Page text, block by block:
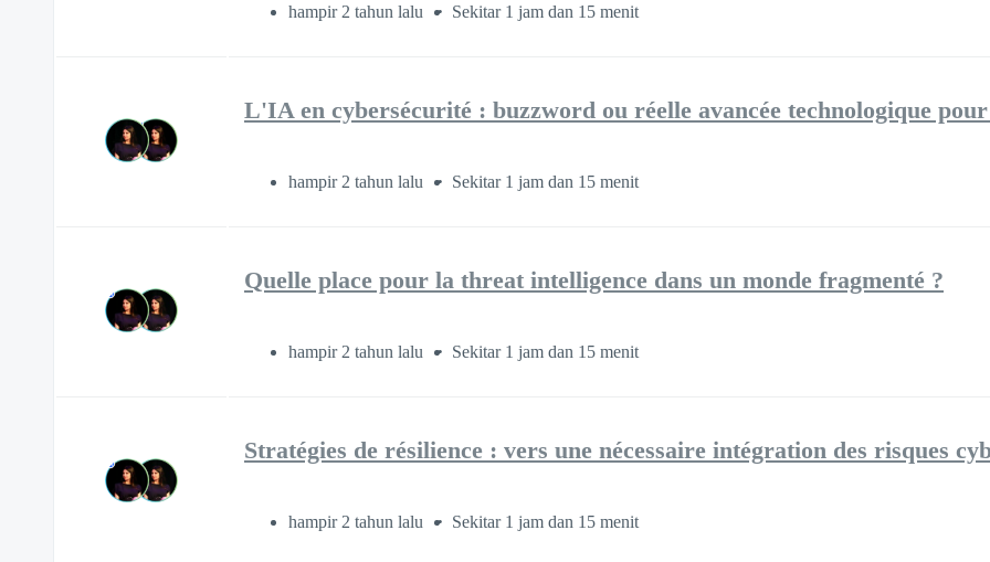
hampir 2 tahun lalu Sekitar 1 jam dan 15 menit
L'IA en cybersécurité : buzzword ou réelle avancée technologique
hampir 2 tahun lalu Sekitar 1 jam dan 15 menit
Quelle place pour la threat intelligence dans un monde fragmenté ?
hampir 2 tahun lalu Sekitar 1 jam dan 15 menit
Stratégies de résilience : vers une nécessaire intégration des risques
hampir 2 tahun lalu Sekitar 1 jam dan 15 menit